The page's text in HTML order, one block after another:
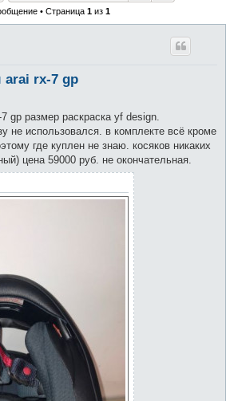
• Страница 1из 1
rx-7 gp
gp размер раскраска yf design.
не использовался. в комплекте всё кроме
где куплен не знаю. косяков никаких
цена 59000 руб. не окончательная.